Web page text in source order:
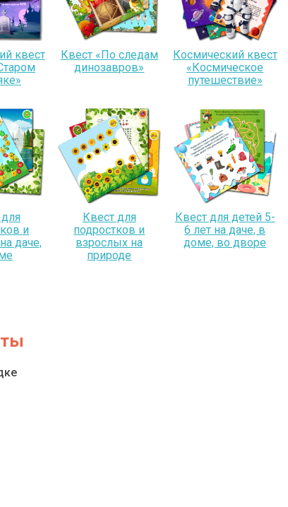
квест
Квест «По следам
динозавров»
Космический квест
«Космическое
путешествие»
и
даче,
Квест для
подростков и
взрослых на
природе
Квест для детей 5-
6 лет на даче, в
доме, во дворе